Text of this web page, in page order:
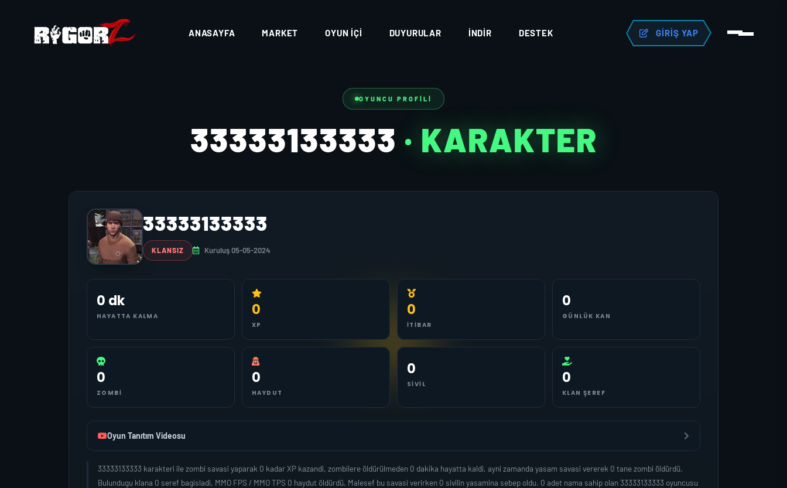
ANASAYFA MARKET OYUN İÇI DUYURULAR İNDIR DESTEK GIRIŞ YAP
OYUNCU PROFILI
33333133333 · KARAKTER
33333133333
KLANSIZ Kuruluş 05-05-2024
0 dk
HAYATTA KALMA 0
XP
0
İTIBAR
0
GÜNLÜK KAN
0
ZOMBI
0
HAYDUT
0
SIVIL 0
KLAN ŞEREF
Oyun Tanıtım Videosu
33333133333 karakteri ile zombi savasi yaparak 0 kadar XP kazandi, zombilere öldürülmeden 0 dakika hayatta kaldi, ayni zamanda yasam savasi vererek 0 tane zombi öldürdü.
Bulundugu klana 0 seref bagisladi, MMO FPS / MMO TPS 0 haydut öldürdü. Malesef bu savasi verirken 0 sivilin yasamina sebep oldu. 0 adet nama sahip olan 33333133333 oyuncusu